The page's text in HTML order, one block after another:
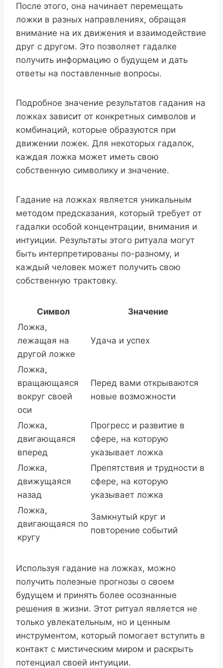
После этого, она начинает перемещать
ложки в разных направлениях, обращая
внимание на их движения и взаимодействие
друг с другом. Это позволяет гадалке
получить информацию о будущем и дать
ответы на поставленные вопросы.
Подробное значение результатов гадания на
ложках зависит от конкретных символов и
комбинаций, которые образуются при
движении ложек. Для некоторых гадалок,
каждая ложка может иметь свою
собственную символику и значение.
Гадание на ложках является уникальным
методом предсказания, который требует от
гадалки особой концентрации, внимания и
интуиции. Результаты этого ритуала могут
быть интерпретированы по-разному, и
каждый человек может получить свою
собственную трактовку.
Символ
Значение
Ложка,
лежащая на
другой ложке
Удача и успех
Ложка,
вращающаяся
вокруг своей
оси
Перед вами открываются
новые возможности
Ложка,
двигающаяся
вперед
Прогресс и развитие в
сфере, на которую
указывает ложка
Ложка,
движущаяся
назад
Препятствия и трудности в
сфере, на которую
указывает ложка
Ложка,
двигающаяся по
кругу
Замкнутый круг и
повторение событий
Используя гадание на ложках, можно
получить полезные прогнозы о своем
будущем и принять более осознанные
решения в жизни. Этот ритуал является не
только увлекательным, но и ценным
инструментом, который помогает вступить в
контакт с мистическим миром и раскрыть
потенциал своей интуиции.